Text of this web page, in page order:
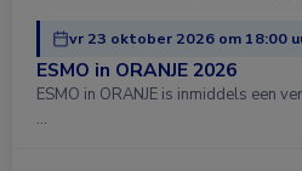
vr 23 oktober 2026 om 18:00
ESMO in ORANJE 2026
ESMO in ORANJE is inmiddels een
…